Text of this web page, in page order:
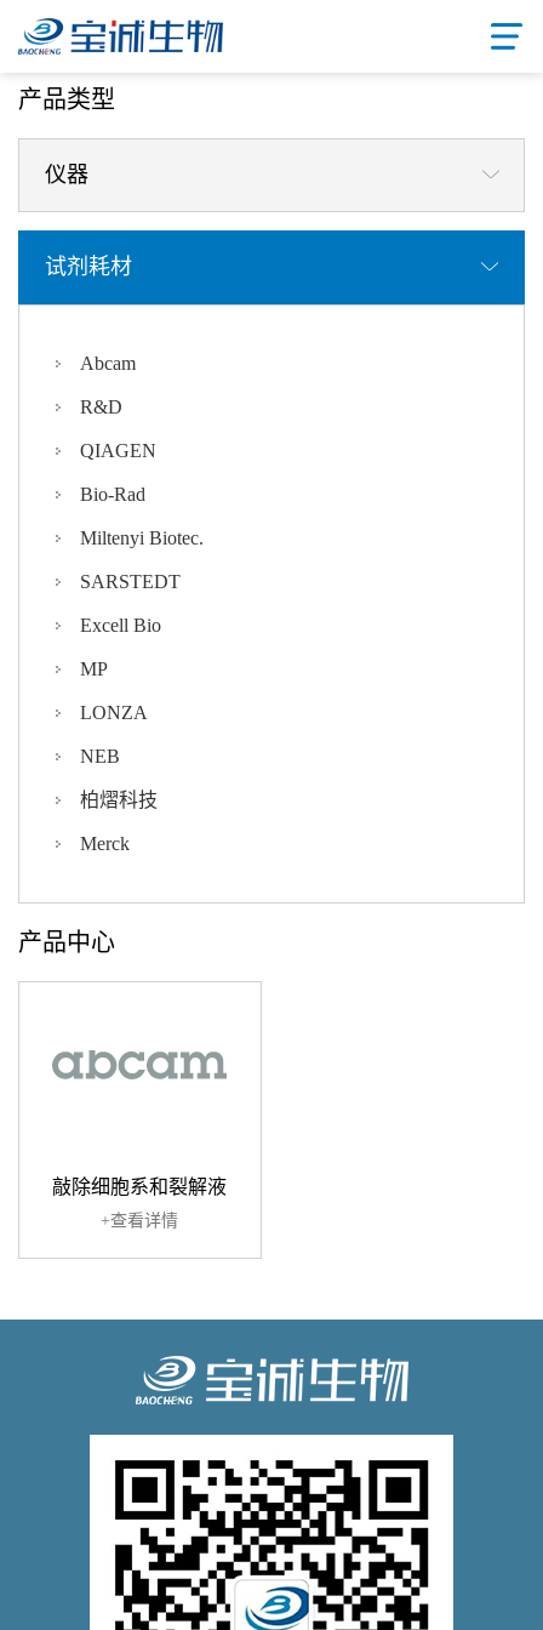
首页/ 产品中心
产品类型
仪器
试剂耗材
Abcam
R&D
QIAGEN
Bio-Rad
Miltenyi Biotec.
SARSTEDT
Excell Bio
MP
LONZA
NEB
柏熠科技
Merck
产品中心
敲除细胞系和裂解液
+查看详情